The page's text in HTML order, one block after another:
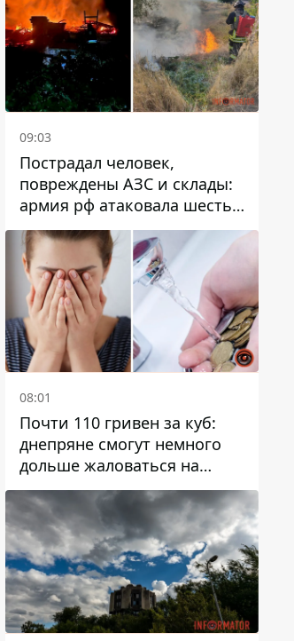
09:03
Пострадал человек,
повреждены АЗС и склады:
армия рф атаковала шесть
районов Днепропетровской
области
08:01
Почти 110 гривен за куб:
днепряне смогут немного
дольше жаловаться на
запланированные тарифы
на воду на 2027 год